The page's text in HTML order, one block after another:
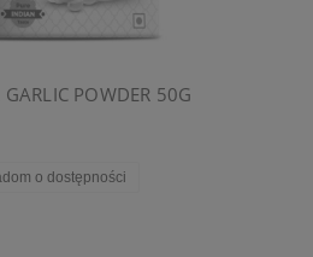
POWDER 50G
o dostępności